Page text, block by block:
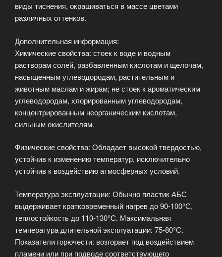
виды тиснения, окрашиваться в массе цветами
различных оттенков.
Дополнительная информация:
Химические свойства: стоек к воде и водным
растворам солей, разбавленным кислотам и щелочам,
насыщенным углеводородам, растительным и
животным маслам и жирам; не стоек к ароматическим
углеводородам, хлорированным углеводородам,
концентрированным неорганическим кислотам,
сильным окислителям.
Физические свойства: Обладает высокой твердостью,
устойчив к изменению температур, исключительно
устойчив к воздействию атмосферных условий.
Температура эксплуатации: Обычно пластик АБС
выдерживает кратковременный нагрев до 90-100°С,
теплостойкость до 110-130°С. Максимальная
температура длительной эксплуатации: 75-80°С.
Показатели горючести: возгорает под воздействием
пламени или при подводе соответствующего